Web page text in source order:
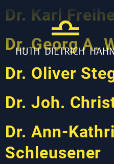
Dr. Karl
Dr. Georg A.
Dr. Oliver
Dr. Joh.
Dr. Ann-
Schleusener